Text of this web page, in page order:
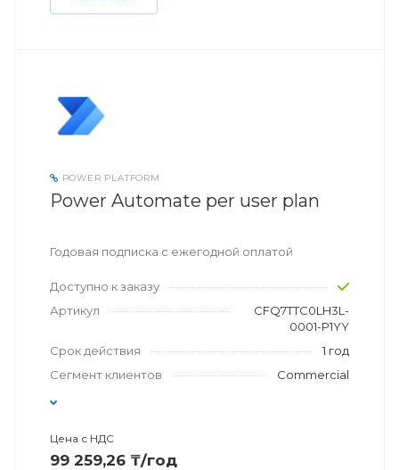
POWER PLATFORM
Power Automate per user plan
Годовая подписка с ежегодной оплатой
Доступно к заказу
Артикул
CFQ7TTC0LH3L-
0001-P1YY
Срок действия
1 год
Сегмент клиентов
Commercial
Цена с НДС
99 259,26 ₸/год